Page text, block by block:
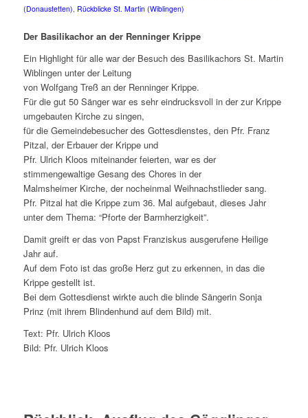
(Donaustetten) Rückblicke St. Martin (Wiblingen)
Der Basilikachor an der Renninger Krippe
Ein Highlight für alle war der Besuch des Basilikachors St. Martin
Wiblingen unter der Leitung
von Wolfgang Treß an der Renninger Krippe.
Für die gut 50 Sänger war es sehr eindrucksvoll in der zur Krippe
umgebauten Kirche zu singen,
für die Gemeindebesucher des Gottesdienstes, den Pfr. Franz
Pitzal, der Erbauer der Krippe und
Pfr. Ulrich Kloos miteinander feierten, war es der
stimmengewaltige Gesang des Chores in der
Malmsheimer Kirche, der nocheinmal Weihnachstlieder sang.
Pfr. Pitzal hat die Krippe zum 36. Mal aufgebaut, dieses Jahr
unter dem Thema: “Pforte der Barmherzigkeit”.
Damit greift er das von Papst Franziskus ausgerufene Heilige
Jahr auf.
Auf dem Foto ist das große Herz gut zu erkennen, in das die
Krippe gestellt ist.
Bei dem Gottesdienst wirkte auch die blinde Sängerin Sonja
Prinz (mit ihrem Blindenhund auf dem Bild) mit.
Text: Pfr. Ulrich Kloos
Bild: Pfr. Ulrich Kloos